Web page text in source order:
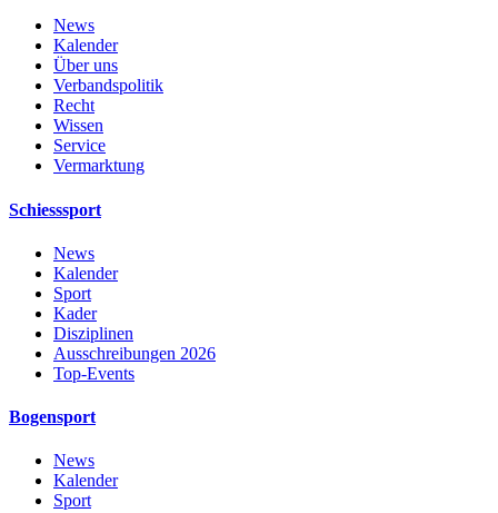
News
Kalender
Über uns
Verbandspolitik
Recht
Wissen
Service
Vermarktung
Schiesssport
News
Kalender
Sport
Kader
Disziplinen
Ausschreibungen 2026
Top-Events
Bogensport
News
Kalender
Sport